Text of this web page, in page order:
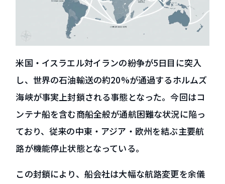
米国・イスラエル対イランの紛争が5日目に突入
し、世界の石油輸送の約20%が通過するホルムズ
海峡が事実上封鎖される事態となった。今回はコ
ンテナ船を含む商船全般が通航困難な状況に陥っ
ており、従来の中東・アジア・欧州を結ぶ主要航
路が機能停止状態となっている。
この封鎖により、船会社は大幅な航路変更を余儀